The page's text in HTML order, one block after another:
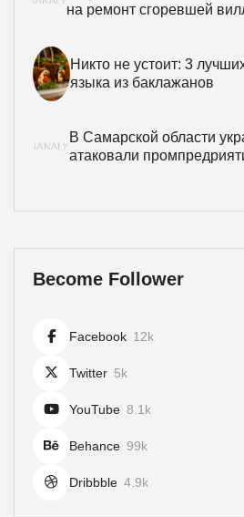
на ремонт сгоревшей
Никто не устоит: 3
языка из баклажанов
В Самарской области
атаковали
Become Follower
Facebook 12k
Twitter 5k
YouTube 8.1k
Behance 99k
Dribbble 4.9k